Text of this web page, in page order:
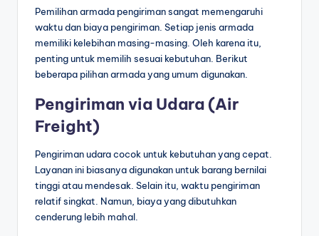
Pemilihan armada pengiriman sangat memengaruhi
waktu dan biaya pengiriman. Setiap jenis armada
memiliki kelebihan masing-masing. Oleh karena itu,
penting untuk memilih sesuai kebutuhan. Berikut
beberapa pilihan armada yang umum digunakan.
Pengiriman via Udara (Air
Freight)
Pengiriman udara cocok untuk kebutuhan yang cepat.
Layanan ini biasanya digunakan untuk barang bernilai
tinggi atau mendesak. Selain itu, waktu pengiriman
relatif singkat. Namun, biaya yang dibutuhkan
cenderung lebih mahal.